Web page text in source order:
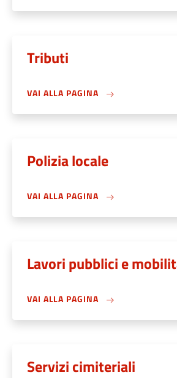
Tributi
VAI ALLA PAGINA
Polizia locale
VAI ALLA PAGINA
Lavori pubblici e
VAI ALLA PAGINA
Servizi cimiteriali